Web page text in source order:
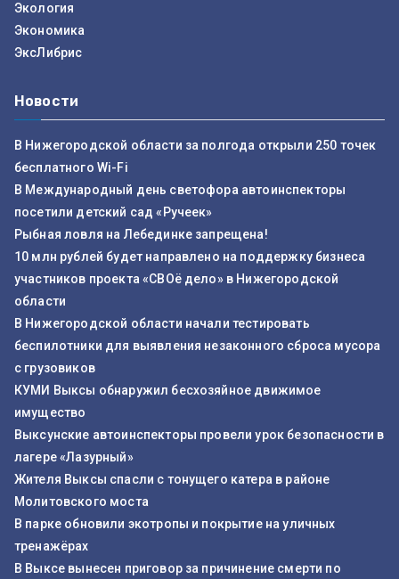
Экология
Экономика
ЭксЛибрис
Новости
В Нижегородской области за полгода открыли 250 точек
бесплатного Wi-Fi
В Международный день светофора автоинспекторы
посетили детский сад «Ручеек»
Рыбная ловля на Лебединке запрещена!
10 млн рублей будет направлено на поддержку бизнеса
участников проекта «СВОё дело» в Нижегородской
области
В Нижегородской области начали тестировать
беспилотники для выявления незаконного сброса мусора
с грузовиков
КУМИ Выксы обнаружил бесхозяйное движимое
имущество
Выксунские автоинспекторы провели урок безопасности в
лагере «Лазурный»
Жителя Выксы спасли с тонущего катера в районе
Молитовского моста
В парке обновили экотропы и покрытие на уличных
тренажёрах
В Выксе вынесен приговор за причинение смерти по